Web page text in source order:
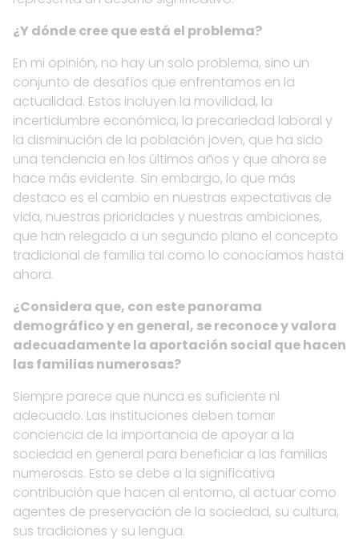
¿Y dónde cree que está el problema?
En mi opinión, no hay un solo problema, sino un
conjunto de desafíos que enfrentamos en la
actualidad. Estos incluyen la movilidad, la
incertidumbre económica, la precariedad laboral y
la disminución de la población joven, que ha sido
una tendencia en los últimos años y que ahora se
hace más evidente. Sin embargo, lo que más
destaco es el cambio en nuestras expectativas de
vida, nuestras prioridades y nuestras ambiciones,
que han relegado a un segundo plano el concepto
tradicional de familia tal como lo conocíamos hasta
ahora.
¿Considera que, con este panorama
demográfico y en general, se reconoce y valora
adecuadamente la aportación social que hacen
las familias numerosas?
Siempre parece que nunca es suficiente ni
adecuado. Las instituciones deben tomar
conciencia de la importancia de apoyar a la
sociedad en general para beneficiar a las familias
numerosas. Esto se debe a la significativa
contribución que hacen al entorno, al actuar como
agentes de preservación de la sociedad, su cultura,
sus tradiciones y su lengua.